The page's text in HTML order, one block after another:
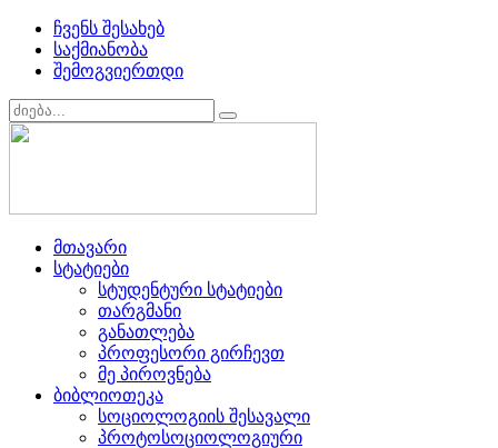
ჩვენს შესახებ
საქმიანობა
შემოგვიერთდი
მთავარი
სტატიები
სტუდენტური სტატიები
თარგმანი
განათლება
პროფესორი გირჩევთ
მე პიროვნება
ბიბლიოთეკა
სოციოლოგიის შესავალი
პროტოსოციოლოგიური